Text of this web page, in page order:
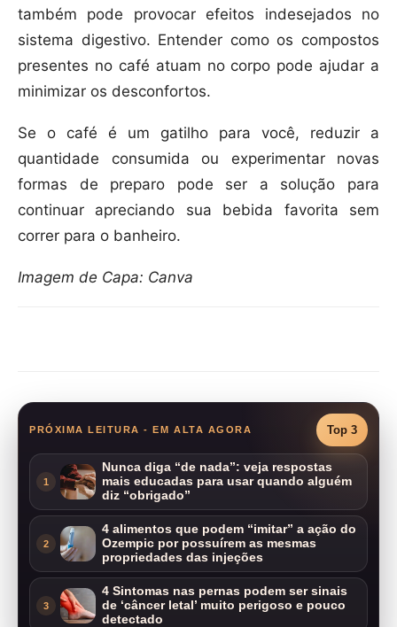
também pode provocar efeitos indesejados no
sistema digestivo. Entender como os compostos
presentes no café atuam no corpo pode ajudar a
minimizar os desconfortos.
Se o café é um gatilho para você, reduzir a
quantidade consumida ou experimentar novas
formas de preparo pode ser a solução para
continuar apreciando sua bebida favorita sem
correr para o banheiro.
Imagem de Capa: Canva
PRÓXIMA LEITURA - EM ALTA AGORA Top 3
1
Nunca diga “de nada”: veja respostas
mais educadas para usar quando alguém
diz “obrigado”
2
4 alimentos que podem “imitar” a ação do
Ozempic por possuírem as mesmas
propriedades das injeções
3
4 Sintomas nas pernas podem ser sinais
de ‘câncer letal’ muito perigoso e pouco
detectado